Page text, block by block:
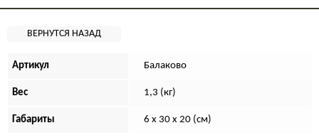
Артикул Балаково
Вес 1,3 (кг)
Габариты 6 х 30 х 20 (см)